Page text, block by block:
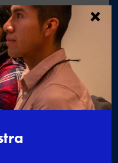
robótica
de
al vacío con
×